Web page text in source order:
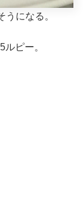
になる。
ピー。